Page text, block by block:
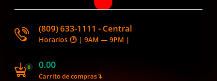
(809) 633-1111 - Central
Horarios 🕑 | 9AM — 9PM |
0 0.00
Carrito de compras↴